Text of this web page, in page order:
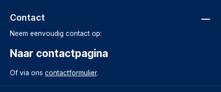
Contact
Neem eenvoudig contact op:
Naar contactpagina
Of via ons contactformulier.